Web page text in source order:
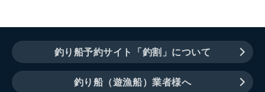
釣り船予約サイト「釣割」について
釣り船（遊漁船）業者様へ